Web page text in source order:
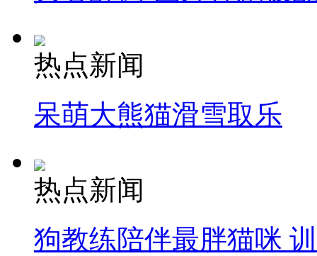
热点新闻
呆萌大熊猫滑雪取乐
热点新闻
狗教练陪伴最胖猫咪